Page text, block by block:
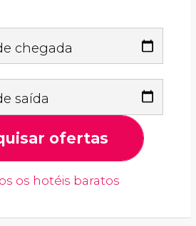
chegada
saída
ofertas
os hotéis baratos